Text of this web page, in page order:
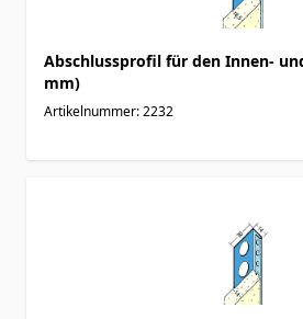
Abschlussprofil für den Innen-
mm)
Artikelnummer: 2232